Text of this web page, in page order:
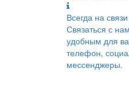
Всегда на связи
Связаться с
удобным для
телефон,
мессенджеры.